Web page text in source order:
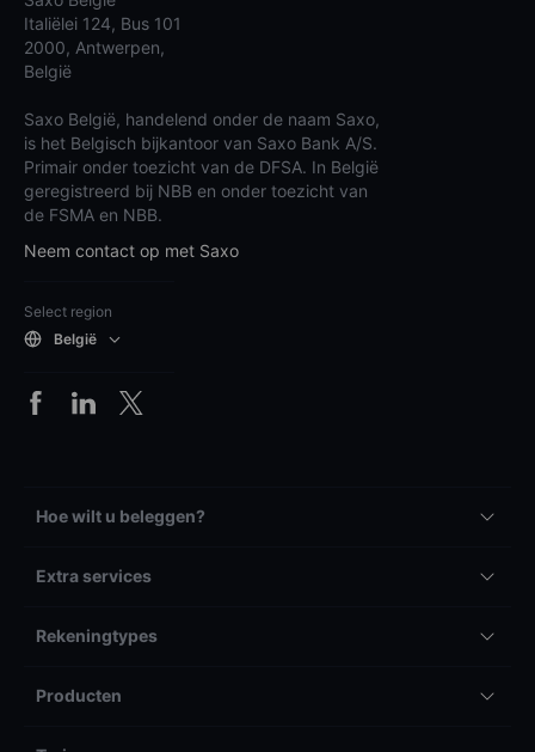
Italiëlei 124, Bus 101
2000, Antwerpen,
België
Saxo België, handelend onder de naam Saxo,
is het Belgisch bijkantoor van Saxo Bank A/S.
Primair onder toezicht van de DFSA. In België
geregistreerd bij NBB en onder toezicht van
de FSMA en NBB.
Neem contact op met Saxo
Select region
België
Hoe wilt u beleggen?
Extra services
Rekeningtypes
Producten